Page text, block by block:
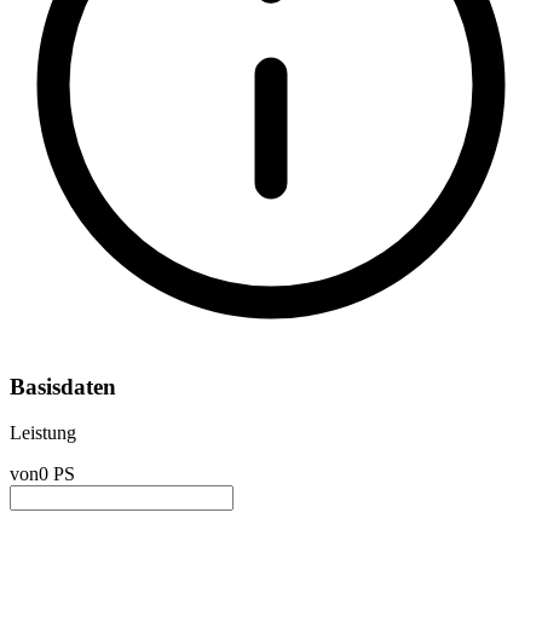
Basisdaten
Leistung
von0 PS